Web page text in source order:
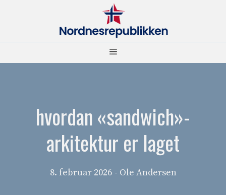
Meny
hvordan «sandwich»-
arkitektur er laget
8. februar 2026 - Ole Andersen